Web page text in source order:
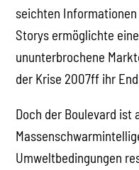
seichten
Storys ermöglichte
ununterbrochene
der Krise 2007ff ihr
Doch der Boulevard ist
Umweltbedingungen